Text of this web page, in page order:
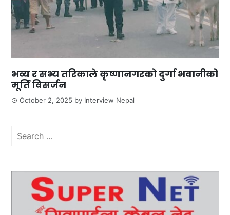
भव्य र सभ्य तरिकाले कृष्णानगरको दुर्गा भवानीको
मूर्ति विसर्जन
October 2, 2025 by Interview Nepal
Search